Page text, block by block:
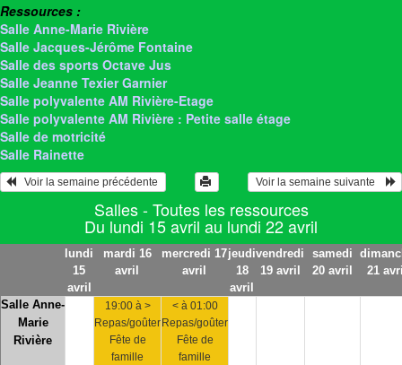
Ressources :
Salle Anne-Marie Rivière
Salle Jacques-Jérôme Fontaine
Salle des sports Octave Jus
Salle Jeanne Texier Garnier
Salle polyvalente AM Rivière-Etage
Salle polyvalente AM Rivière : Petite salle étage
Salle de motricité
Salle Rainette
Voir la semaine suivante
Salles - Toutes les ressources
Du lundi 15 avril au lundi 22 avril
lundi
15
avril
mardi 16
avril
mercredi 17
avril
jeudi
18
avril
vendredi
19 avril
samedi
20 avril
21
Salle Anne-
Marie
Rivière
19:00 à >
Repas/goûter
Fête de
famille
< à 01:00
Repas/goûter
Fête de
famille